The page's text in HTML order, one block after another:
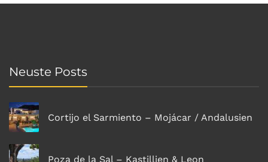
Neuste Posts
Cortijo el Sarmiento – Mojácar / Andalusien
Poza de la Sal – Kastillien & Leon